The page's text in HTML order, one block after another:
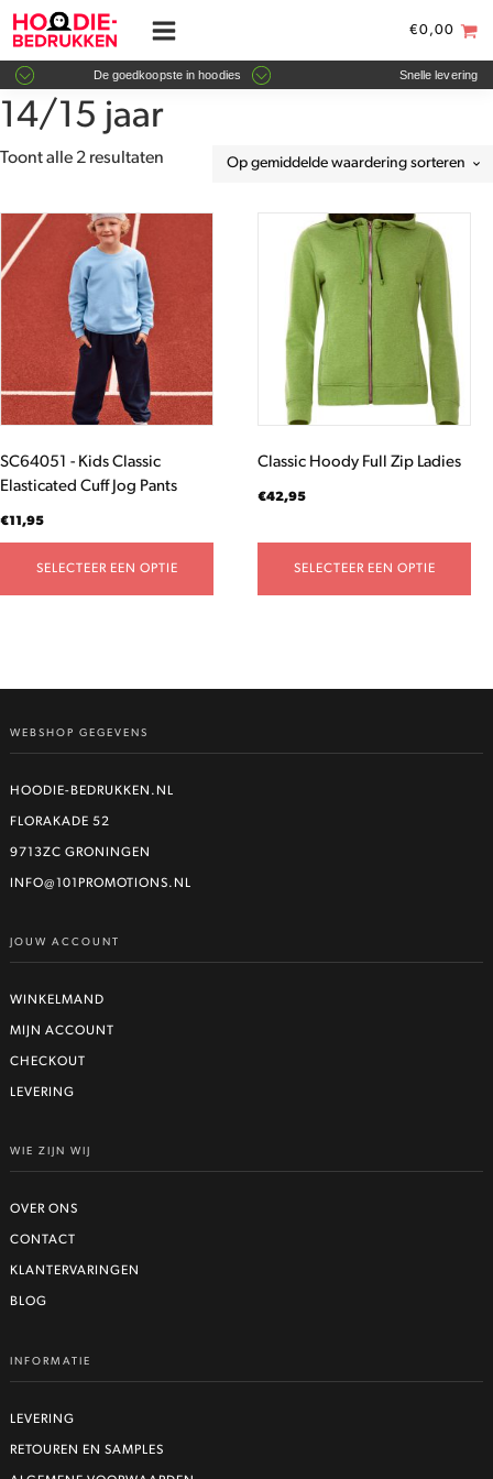
€0,00
De goedkoopste in hoodies Snelle levering
14/15 jaar
Toont alle 2 resultaten Gesorteerd
gemiddelde
SC64051 - Kids Classic
Elasticated Cuff Jog Pants
€11,95
SELECTEER EEN OPTIE
product
heeft
meerdere
optie
kan
gekozen
op
de
productpagina
Classic Hoody Full Zip Ladies
€42,95
SELECTEER EEN OPTIE
product
heeft
meerdere
variaties.
Deze
optie
gekozen
op
de
WEBSHOP GEGEVENS
HOODIE-BEDRUKKEN.NL
FLORAKADE 52
9713ZC GRONINGEN
INFO@101PROMOTIONS.NL
JOUW ACCOUNT
WINKELMAND
MIJN ACCOUNT
CHECKOUT
LEVERING
WIE ZIJN WIJ
OVER ONS
CONTACT
KLANTERVARINGEN
BLOG
INFORMATIE
LEVERING
RETOUREN EN SAMPLES